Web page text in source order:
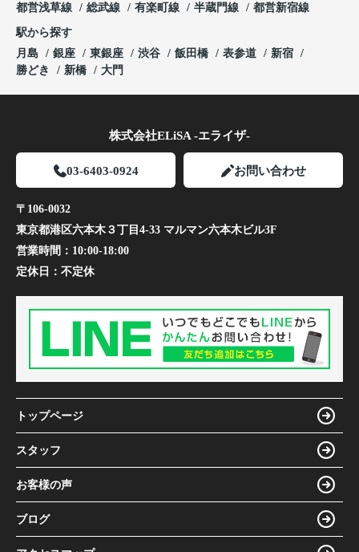
都営浅草線
総武線 有楽町線 半蔵門線 都営新宿線
駅から探す
月島
銀座 東銀座 渋谷 飯田橋 表参道
新宿
勝どき
新橋 大門
株式会社ELiSA -エライザ-
03-6403-0924 お問い合わせ
〒106-0032
東京都港区六本木３丁目4-33 マルマン六本木ビル3F
営業時間： 10:00-18:00
定休日： 不定休
トップページ
スタッフ
お客様の声
ブログ